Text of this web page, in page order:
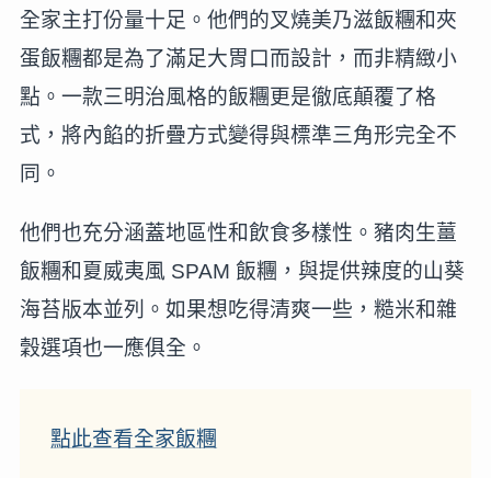
全家主打份量十足。他們的叉燒美乃滋飯糰和夾
蛋飯糰都是為了滿足大胃口而設計，而非精緻小
點。一款三明治風格的飯糰更是徹底顛覆了格
式，將內餡的折疊方式變得與標準三角形完全不
同。
他們也充分涵蓋地區性和飲食多樣性。豬肉生薑
飯糰和夏威夷風 SPAM 飯糰，與提供辣度的山葵
海苔版本並列。如果想吃得清爽一些，糙米和雜
穀選項也一應俱全。
點此查看全家飯糰